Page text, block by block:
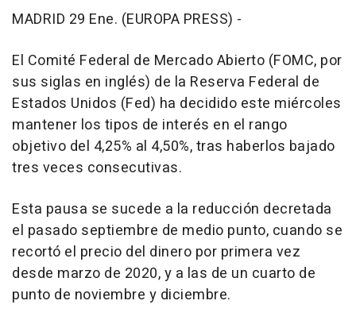
MADRID 29 Ene. (EUROPA PRESS) -
El Comité Federal de Mercado Abierto (FOMC, por
sus siglas en inglés) de la Reserva Federal de
Estados Unidos (Fed) ha decidido este miércoles
mantener los tipos de interés en el rango
objetivo del 4,25% al 4,50%, tras haberlos bajado
tres veces consecutivas.
Esta pausa se sucede a la reducción decretada
el pasado septiembre de medio punto, cuando se
recortó el precio del dinero por primera vez
desde marzo de 2020, y a las de un cuarto de
punto de noviembre y diciembre.